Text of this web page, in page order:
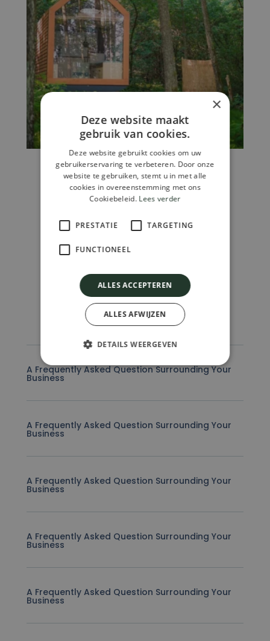
Uncategorized
Fur
€29.750,00
Toevoegen Aan Winkelwagen
FAQ
A Frequently Asked Question Surrounding Your
Business
A Frequently Asked Question Surrounding Your
Business
A Frequently Asked Question Surrounding Your
Business
A Frequently Asked Question Surrounding Your
Business
A Frequently Asked Question Surrounding Your
Business
×
Deze website maakt
gebruik van cookies.
Deze website gebruikt cookies om uw
gebruikerservaring te verbeteren. Door onze
website te gebruiken, stemt u in met alle
cookies in overeenstemming met ons
Cookiebeleid. Lees verder
PRESTATIE TARGETING
FUNCTIONEEL
ALLES ACCEPTEREN
ALLES AFWIJZEN
DETAILS WEERGEVEN